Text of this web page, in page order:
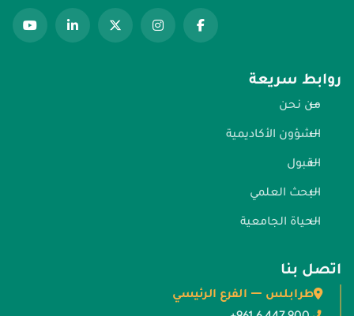
روابط سريعة
من نحن
الشؤون الأكاديمية
القبول
البحث العلمي
الحياة الجامعية
اتصل بنا
طرابلس — الفرع الرئيسي